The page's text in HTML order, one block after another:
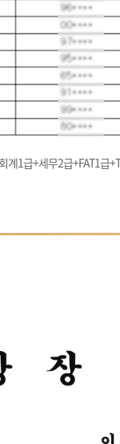
1급+세무2급+FAT1급